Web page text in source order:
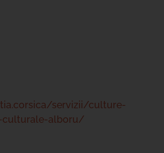
servizii/culture-
culturale-alboru/